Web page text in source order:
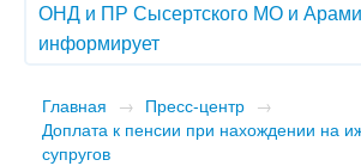
ОНД и ПР Сысертского МО и
информирует
Главная → Пресс-центр →
Доплата к пенсии при нахождении на
супругов